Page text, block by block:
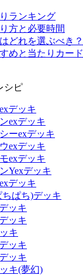
ランキング
方と必要時間
どれを選ぶべき？
めと当たりカード
シピ
デッキ
exデッキ
ーexデッキ
exデッキ
exデッキ
Yexデッキ
デッキ
ぱち)デッキ
ッキ
ッキ
キ
ッキ
ッキ
キ(夢幻)